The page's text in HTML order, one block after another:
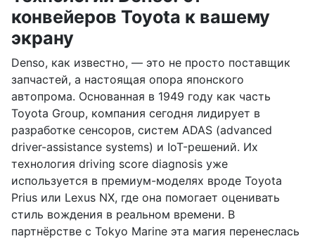
конвейеров Toyota к вашему
экрану
Denso, как известно, — это не просто поставщик
запчастей, а настоящая опора японского
автопрома. Основанная в 1949 году как часть
Toyota Group, компания сегодня лидирует в
разработке сенсоров, систем ADAS (advanced
driver-assistance systems) и IoT-решений. Их
технология driving score diagnosis уже
используется в премиум-моделях вроде Toyota
Prius или Lexus NX, где она помогает оценивать
стиль вождения в реальном времени. В
партнёрстве с Tokyo Marine эта магия перенеслась